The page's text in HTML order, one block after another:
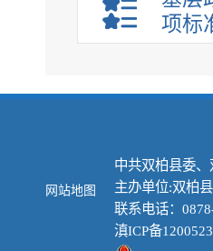
项标
网站地图
中共双柏县委、
主办单位:双柏
联系电话：
滇ICP备